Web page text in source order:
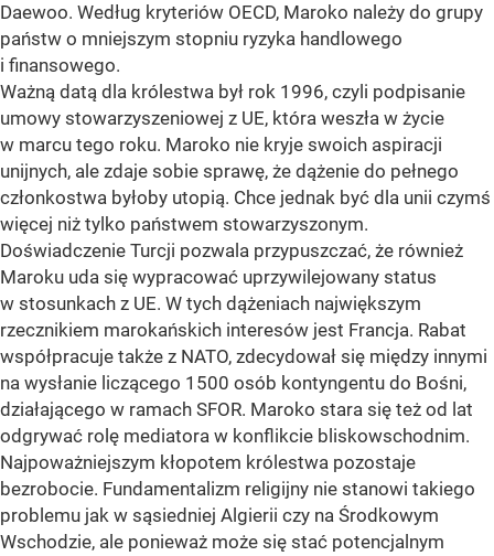
Daewoo. Według kryteriów OECD, Maroko należy do grupy
państw o mniejszym stopniu ryzyka handlowego
i finansowego.
Ważną datą dla królestwa był rok 1996, czyli podpisanie
umowy stowarzyszeniowej z UE, która weszła w życie
w marcu tego roku. Maroko nie kryje swoich aspiracji
unijnych, ale zdaje sobie sprawę, że dążenie do pełnego
członkostwa byłoby utopią. Chce jednak być dla unii czymś
więcej niż tylko państwem stowarzyszonym.
Doświadczenie Turcji pozwala przypuszczać, że również
Maroku uda się wypracować uprzywilejowany status
w stosunkach z UE. W tych dążeniach największym
rzecznikiem marokańskich interesów jest Francja. Rabat
współpracuje także z NATO, zdecydował się między innymi
na wysłanie liczącego 1500 osób kontyngentu do Bośni,
działającego w ramach SFOR. Maroko stara się też od lat
odgrywać rolę mediatora w konflikcie bliskowschodnim.
Najpoważniejszym kłopotem królestwa pozostaje
bezrobocie. Fundamentalizm religijny nie stanowi takiego
problemu jak w sąsiedniej Algierii czy na Środkowym
Wschodzie, ale ponieważ może się stać potencjalnym